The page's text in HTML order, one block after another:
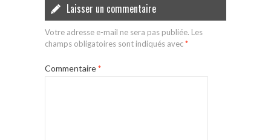
Laisser un commentaire
Votre adresse e-mail ne sera pas publiée. Les
champs obligatoires sont indiqués avec*
Commentaire*